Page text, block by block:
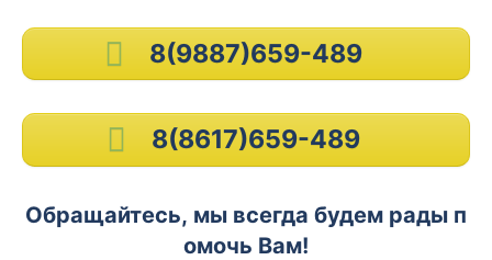
8(9887)659-489
8(8617)659-489
Обращайтесь, мы всегда будем рады п
омочь Вам!